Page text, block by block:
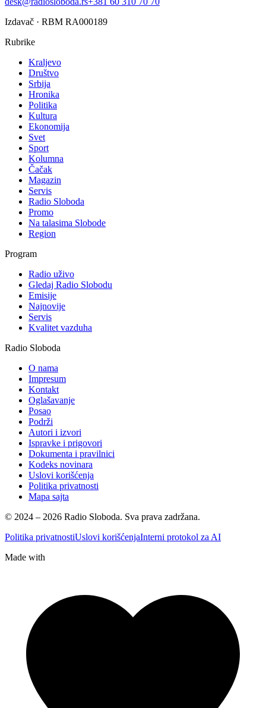
Izdavač · RBM RA000189
Rubrike
Kraljevo
Društvo
Srbija
Hronika
Politika
Kultura
Ekonomija
Svet
Sport
Kolumna
Čačak
Magazin
Servis
Radio Sloboda
Promo
Na talasima Slobode
Region
Program
Radio uživo
Gledaj Radio Slobodu
Emisije
Najnovije
Servis
Kvalitet vazduha
Radio Sloboda
O nama
Impresum
Kontakt
Oglašavanje
Posao
Podrži
Autori i izvori
Ispravke i prigovori
Dokumenta i pravilnici
Kodeks novinara
Uslovi korišćenja
Politika privatnosti
Mapa sajta
© 2024 – 2026 Radio Sloboda. Sva prava zadržana.
Politika privatnostiUslovi korišćenjaInterni protokol za AI
Made with